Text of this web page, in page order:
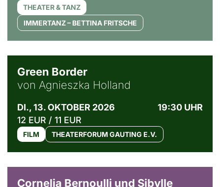
THEATER & TANZ
IMMERTANZ – BETTINA FRITSCHE
Green Border
von Agnieszka Holland
DI., 13. OKTOBER 2026
19:30 UHR
12 EUR / 11 EUR
FILM THEATERFORUM GAUTING E.V.
Cornelia Bernoulli und Sibylle